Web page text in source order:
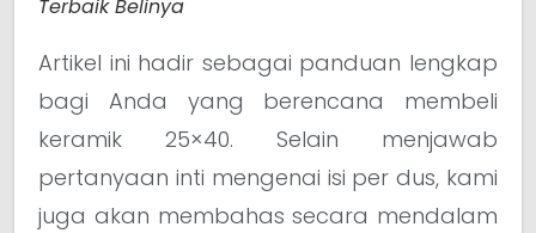
Terbaik Belinya
Artikel ini hadir sebagai panduan lengkap
bagi Anda yang berencana membeli
keramik 25×40. Selain menjawab
pertanyaan inti mengenai isi per dus, kami
juga akan membahas secara mendalam